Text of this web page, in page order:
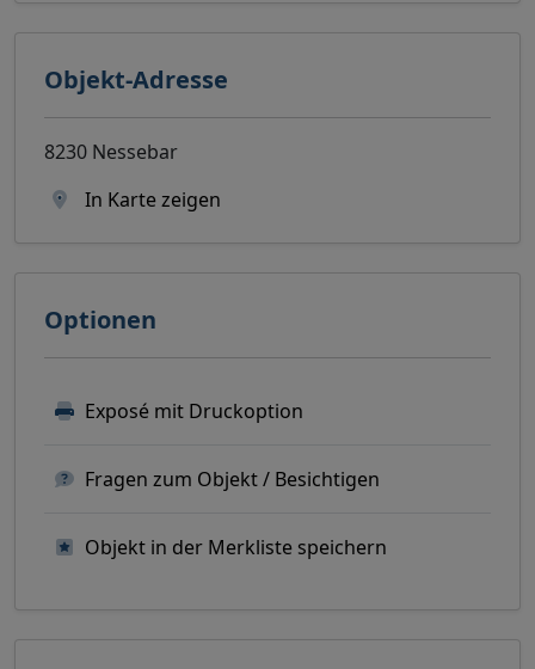
Objekt-Adresse
8230 Nessebar
In Karte zeigen
Optionen
Exposé mit Druckoption
Fragen zum Objekt / Besichtigen
Objekt in der Merkliste speichern